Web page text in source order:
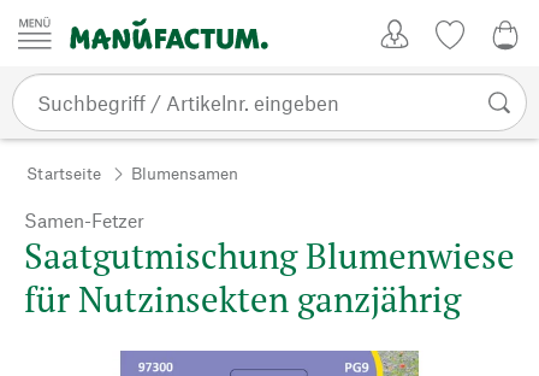
Zum Inhalt springen
Startseite Blumensamen
Samen-Fetzer
Saatgutmischung Blumenwiese
für Nutzinsekten ganzjährig